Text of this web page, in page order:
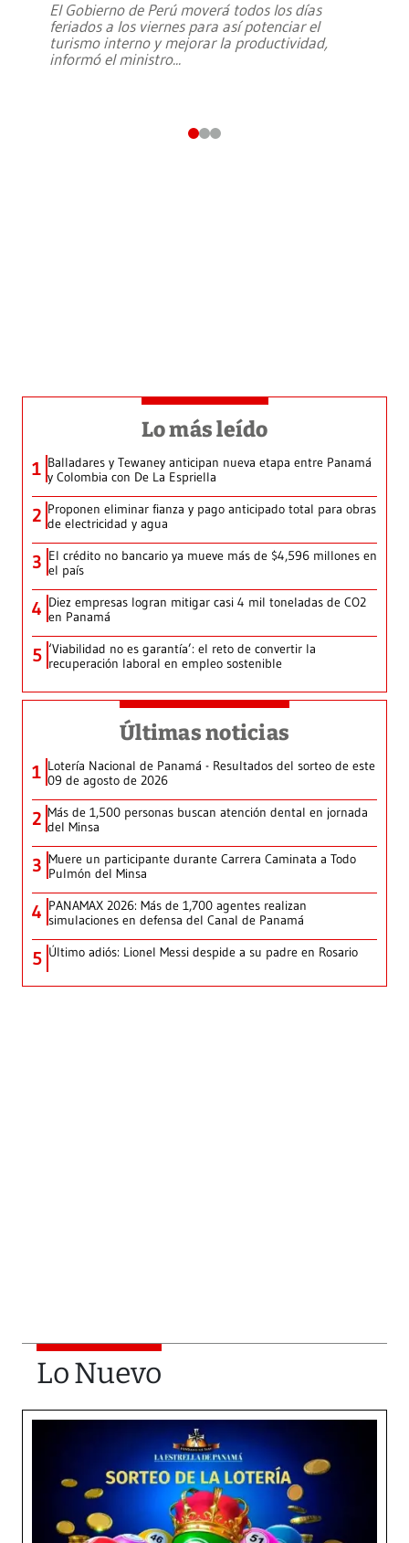
El Gobierno de Perú moverá todos los días
feriados a los viernes para así potenciar el
turismo interno y mejorar la productividad,
informó el ministro...
Lo más leído
1 Balladares y Tewaney anticipan nueva etapa entre Panamá
y Colombia con De La Espriella
2 Proponen eliminar fianza y pago anticipado total para obras
de electricidad y agua
3 El crédito no bancario ya mueve más de $4,596 millones en
el país
4 Diez empresas logran mitigar casi 4 mil toneladas de CO2
en Panamá
5 ‘Viabilidad no es garantía’: el reto de convertir la
recuperación laboral en empleo sostenible
Últimas noticias
1 Lotería Nacional de Panamá - Resultados del sorteo de este
09 de agosto de 2026
2 Más de 1,500 personas buscan atención dental en jornada
del Minsa
3 Muere un participante durante Carrera Caminata a Todo
Pulmón del Minsa
4 PANAMAX 2026: Más de 1,700 agentes realizan
simulaciones en defensa del Canal de Panamá
5 Último adiós: Lionel Messi despide a su padre en Rosario
Lo Nuevo